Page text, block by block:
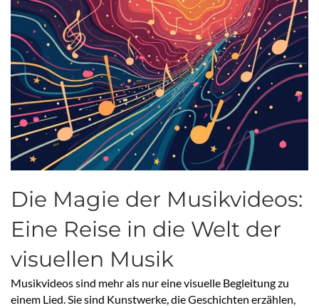
Die Magie der Musikvideos:
Eine Reise in die Welt der
visuellen Musik
Musikvideos sind mehr als nur eine visuelle Begleitung zu
einem Lied. Sie sind Kunstwerke, die Geschichten erzählen,